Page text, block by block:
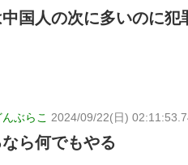
国人の次に多いのに犯
ぶらこ 2024/09/22(日)
ら何でもやる